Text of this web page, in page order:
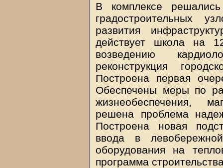
В комплексе
градостроительных
развития
действует школа на
возведению
реконструкция
Построена первая
Обеспечены меры по
жизнеобеспечения,
решена проблема
Построена новая
ввода в
оборудования на
программа